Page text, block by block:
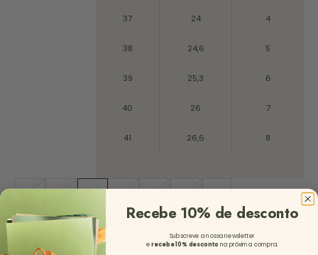
37 24 4
38 24,6 5
39 25,3 6
40 26 7
41 26,6 8
35 36 37 38 39 40 41
ADICIONAR AO CARRINHO
Recebe 10% de desconto
Subscreve a nossa newsletter
erecebe 10% desconto na próxima compra.